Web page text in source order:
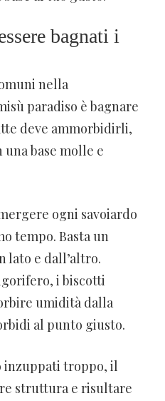
bagnati i
nella
paradiso è bagnare
deve ammorbidirli,
base molle e
ogni savoiardo
tempo. Basta un
lato e dall’altro.
i biscotti
umidità dalla
al punto giusto.
inzuppati troppo, il
struttura e risultare